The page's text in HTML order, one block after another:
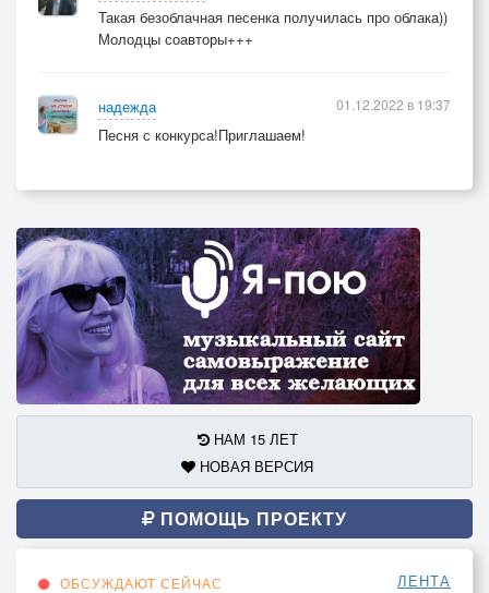
Такая безоблачная песенка получилась про облака))
Молодцы соавторы+++
надежда
Песня с конкурса!Приглашаем!
01.12.2022 в 19:37
НАМ 15 ЛЕТ
НОВАЯ ВЕРСИЯ
ПОМОЩЬ ПРОЕКТУ
ОБСУЖДАЮТ СЕЙЧАС ЛЕНТА